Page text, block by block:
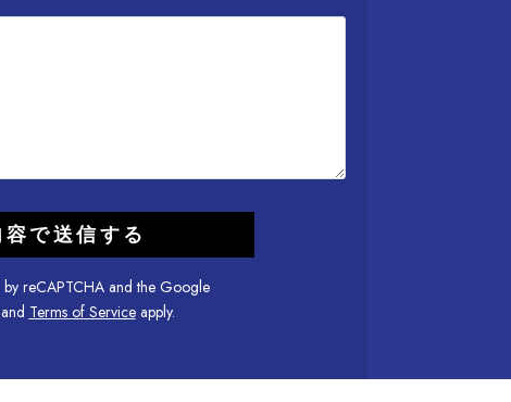
by reCAPTCHA and the Google
Terms of Serviceapply.